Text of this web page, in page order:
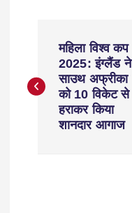
महिला विश्व कप
2025: इंग्लैंड ने
साउथ अफ्रीका
को 10 विकेट से
हराकर किया
शानदार आगाज